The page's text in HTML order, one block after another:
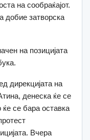
на сообраќајот.
добие затворска
на позицијата
дирекцијата на
денеска ќе се
се бара оставка
Вчера